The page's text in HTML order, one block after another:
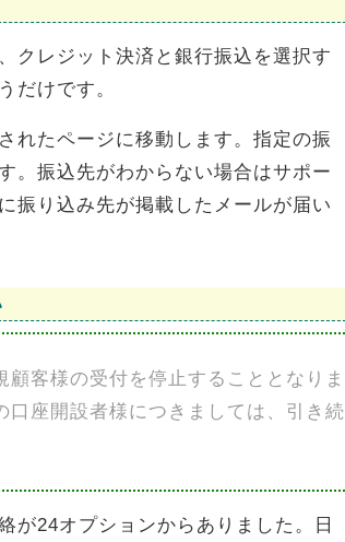
クレジット決済と銀行振込を選択す
だけです。
れたページに移動します。指定の振
。振込先がわからない場合はサポー
振り込み先が掲載したメールが届い
顧客様の受付を停止することとなりま
座開設者様につきましては、引き続
が24オプションからありました。日